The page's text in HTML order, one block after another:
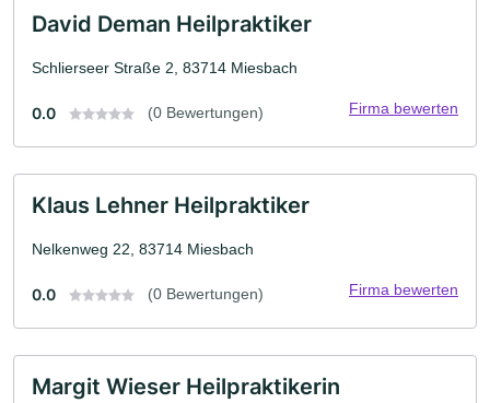
David Deman Heilpraktiker
Schlierseer Straße 2, 83714 Miesbach
0.0 (0 Bewertungen) Firma bewerten
Klaus Lehner Heilpraktiker
Nelkenweg 22, 83714 Miesbach
0.0 (0 Bewertungen) Firma bewerten
Margit Wieser Heilpraktikerin